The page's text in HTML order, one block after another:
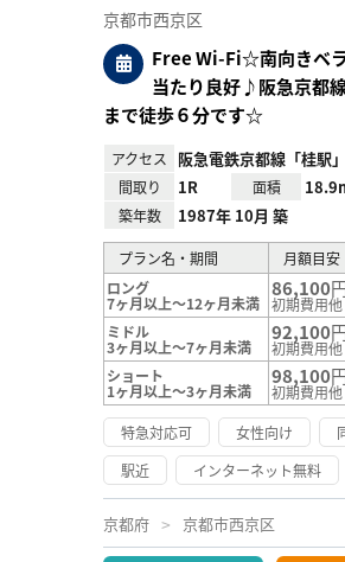
京都市西京区
Free Wi-Fi☆南向きベ
当たり良好♪阪急京都線
まで徒歩６分です☆
アクセス 阪急電鉄京都線「桂駅
間取り 1R 面積
築年数 1987年 10月 築
プラン名・期間
月額目安
ロング
7ヶ月以上～12ヶ月未満
86,100
初期費用
ミドル
3ヶ月以上～7ヶ月未満
92,100
初期費用
ショート
1ヶ月以上～3ヶ月未満
98,100
初期費用
特急対応可
女性向け
駅近
インターネット無料
京都府 京都市西京区